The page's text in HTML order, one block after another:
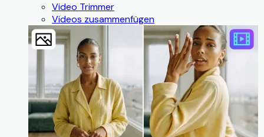
Video Trimmer
Videos zusammenfügen